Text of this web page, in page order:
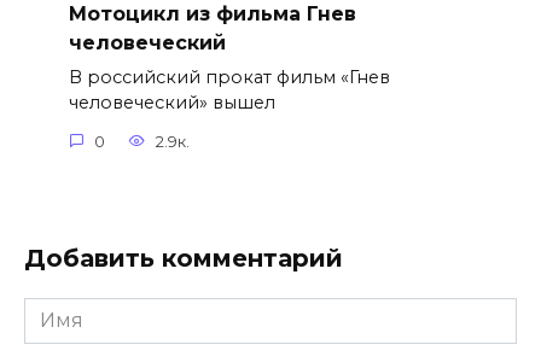
Мотоцикл из фильма Гнев
человеческий
В российский прокат фильм «Гнев
человеческий» вышел
0 2.9к.
Добавить комментарий
Имя
*